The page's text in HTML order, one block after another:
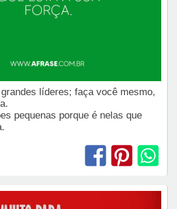
líderes; faça você mesmo,
pequenas porque é nelas que